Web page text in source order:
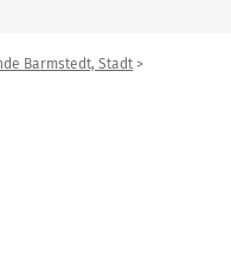
Barmstedt, Stadt